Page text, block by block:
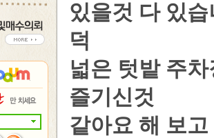
있을것 다 있
덕
넓은 텃밭 주
즐기신것
같아요 해 보